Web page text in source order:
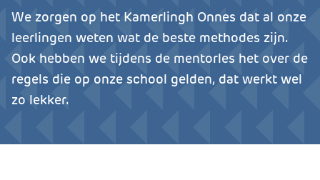
We zorgen op het Kamerlingh Onnes dat al onze
leerlingen weten wat de beste methodes zijn.
Ook hebben we tijdens de mentorles het over de
regels die op onze school gelden, dat werkt wel
zo lekker.